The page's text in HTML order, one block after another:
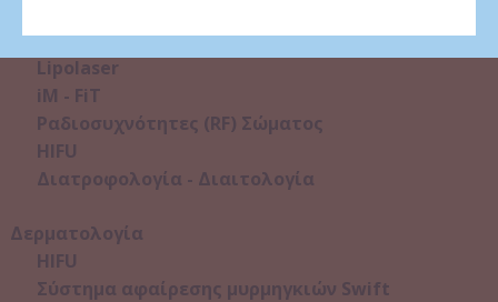
Pressotherapy
Lipolaser
iM - FiT
Ραδιοσυχνότητες (RF) Σώματος
HIFU
Διατροφολογία - Διαιτολογία
Δερματολογία
HIFU
Σύστημα αφαίρεσης μυρμηγκιών Swift